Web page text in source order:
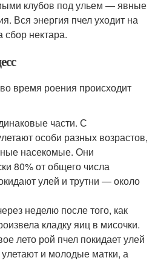
клубов под ульем — явные
Вся энергия пчел уходит на
сбор нектара.
время роения происходит
части. С
особи разных возрастов,
насекомые. Они
80% от общего числа
улей и трутни — около
неделю после того, как
кладку яиц в мисочки.
лето рой пчел покидает улей
и молодые матки, а